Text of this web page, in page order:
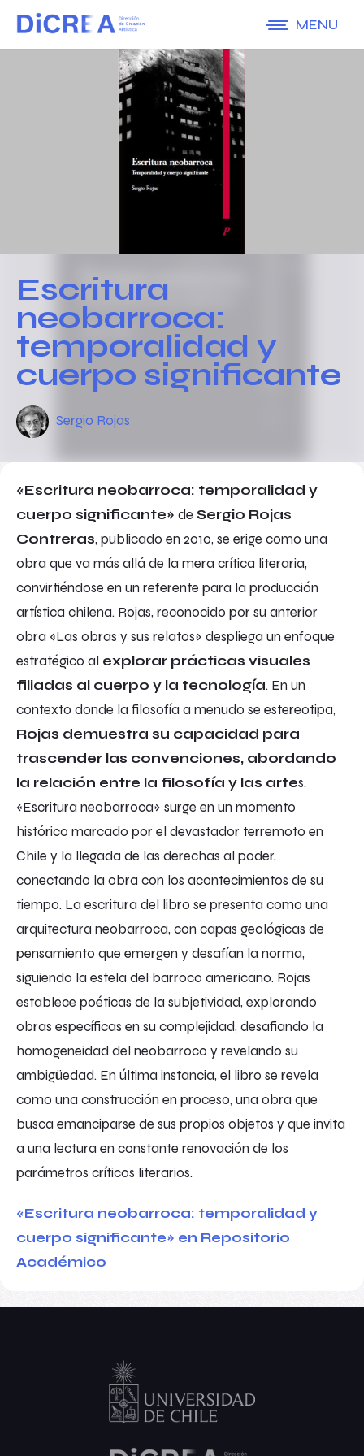
MENU
Escritura
neobarroca:
temporalidad y
cuerpo significante
Sergio Rojas
«Escritura neobarroca: temporalidad y
cuerpo significante» de Sergio Rojas
Contreras, publicado en 2010, se erige como una
obra que va más allá de la mera crítica literaria,
convirtiéndose en un referente para la producción
artística chilena. Rojas, reconocido por su anterior
obra «Las obras y sus relatos» despliega un enfoque
estratégico al explorar prácticas visuales
filiadas al cuerpo y la tecnología. En un
contexto donde la filosofía a menudo se estereotipa,
Rojas demuestra su capacidad para
trascender las convenciones, abordando
la relación entre la filosofía y las artes.
«Escritura neobarroca» surge en un momento
histórico marcado por el devastador terremoto en
Chile y la llegada de las derechas al poder,
conectando la obra con los acontecimientos de su
tiempo. La escritura del libro se presenta como una
arquitectura neobarroca, con capas geológicas de
pensamiento que emergen y desafían la norma,
siguiendo la estela del barroco americano. Rojas
establece poéticas de la subjetividad, explorando
obras específicas en su complejidad, desafiando la
homogeneidad del neobarroco y revelando su
ambigüedad. En última instancia, el libro se revela
como una construcción en proceso, una obra que
busca emanciparse de sus propios objetos y que invita
a una lectura en constante renovación de los
parámetros críticos literarios.
«Escritura neobarroca: temporalidad y
cuerpo significante» en Repositorio
Académico